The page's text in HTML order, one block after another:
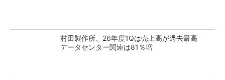
村田製作所、26年度1Qは売上高が過去最高
データセンター関連は81％増